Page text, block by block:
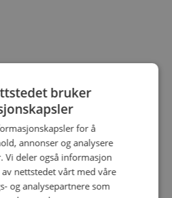
bruker
for å
annonser og analysere
Vi deler også informasjon
nettstedet vårt med våre
og analysepartnere som